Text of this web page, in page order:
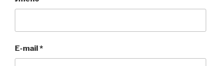
E-mail*